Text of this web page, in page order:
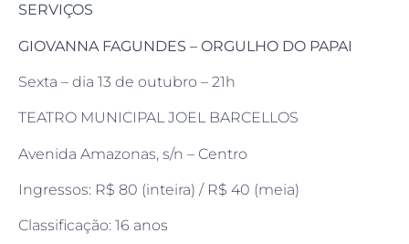
SERVIÇOS
GIOVANNA FAGUNDES – ORGULHO DO PAPAI
Sexta – dia 13 de outubro – 21h
TEATRO MUNICIPAL JOEL BARCELLOS
Avenida Amazonas, s/n – Centro
Ingressos: R$ 80 (inteira) / R$ 40 (meia)
Classificação: 16 anos